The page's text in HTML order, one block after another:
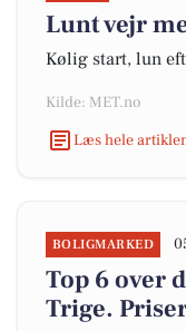
Lunt vejr
Kølig start, lun
Kilde: MET.no
Læs hele
BOLIGMARKED
Top 6 over
Trige.